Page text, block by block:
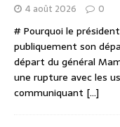
4 août 2026 0
# Pourquoi le
publiquement son
départ du général
une rupture avec les
communiquant [...]